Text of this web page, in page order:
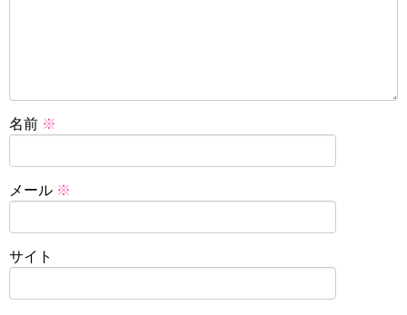
名前 ※
メール ※
サイト